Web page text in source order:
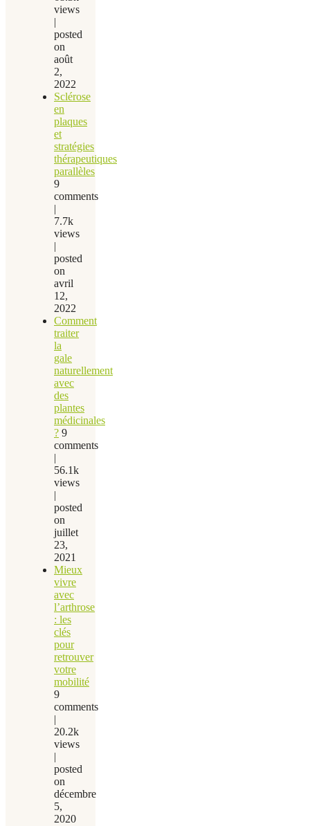
views
|
posted
on
août
2,
2022
Sclérose
en
plaques
et
stratégies
thérapeutiques
parallèles
9
comments
|
7.7k
views
|
posted
on
avril
12,
2022
Comment
traiter
la
gale
naturellement
avec
des
plantes
médicinales
? 9
comments
|
56.1k
views
|
posted
on
juillet
23,
2021
Mieux
vivre
avec
l’arthrose
: les
clés
pour
retrouver
votre
mobilité
9
comments
|
20.2k
views
|
posted
on
décembre
5,
2020